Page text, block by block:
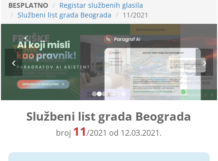
BESPLATNO
Registar službenih glasila
Službeni list grada Beograda
11/2021
Službeni list grada Beograda
broj 11/2021 od 12.03.2021.